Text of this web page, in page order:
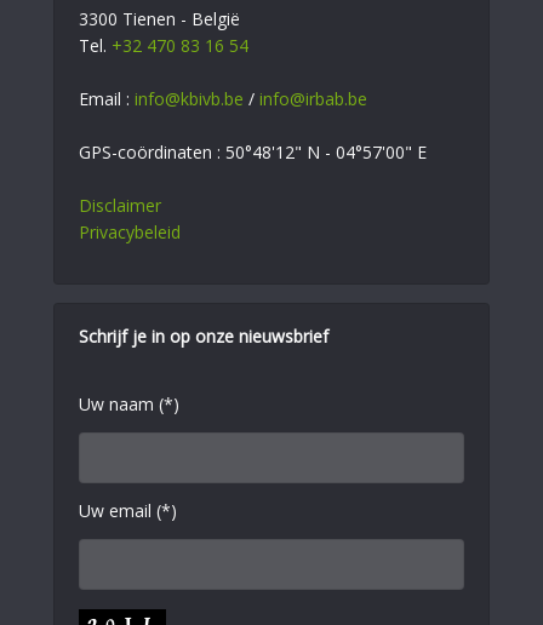
3300 Tienen - België
Tel. +32 470 83 16 54
Email : info@kbivb.be / info@irbab.be
GPS-coördinaten : 50°48'12" N - 04°57'00" E
Disclaimer
Privacybeleid
Schrijf je in op onze nieuwsbrief
Uw naam (*)
Uw email (*)